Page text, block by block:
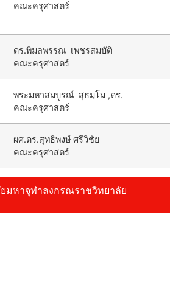
คณะครุศาสตร์
ดร.พิมลพรรณ เพชรสมบัติ
คณะครุศาสตร์
พระมหาสมบูรณ์ สุธมฺโม ,ดร.
คณะครุศาสตร์
ผศ.ดร.สุทธิพงษ์ ศรีวิชัย
คณะครุศาสตร์
าจุฬาลงกรณราชวิทยาลัย